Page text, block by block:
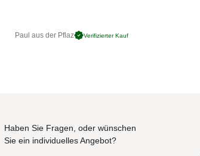
Paul aus der Pflaz Verifizierter Kauf
Haben Sie Fragen, oder wünschen
Sie ein individuelles Angebot?